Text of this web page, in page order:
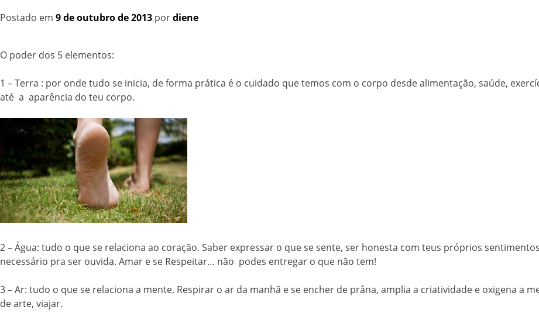
Postado em 9 de outubro de 2013 pordiene
O poder dos 5 elementos:
1 – Terra : por onde tudo se inicia, de forma prática é o cuidado que temos com o corpo desde alimentação, saúde,
até a aparência do teu corpo.
2 – Água: tudo o que se relaciona ao coração. Saber expressar o que se sente, ser honesta com teus próprios
necessário pra ser ouvida. Amar e se Respeitar… não podes entregar o que não tem!
3 – Ar: tudo o que se relaciona a mente. Respirar o ar da manhã e se encher de prâna, amplia a criatividade e oxigena a
de arte, viajar.